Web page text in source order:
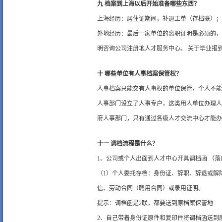
九 档案到上海以后开始准备哪些东西？
上海经历：居住证期间，补退工单（存档联）
外地经历：最后一家单位的离职证明是必须的
明咨询公司注册地人才服务中心。 关于毕业报
十 哪些单位有人事档案保管权？
人事档案只能交有人事权的单位保管，个人不
人事部门设立了人事专户，这类用人单位办理
府人事部门，只有通过各级人才交流中心才能
十一 调档流程是什么？
1、公司或个人出面到人才中心开具调档函 （
（1）个人委托存档：身份证、辞职、辞退或
信、劳动合同（聘用合同）或录用证明。
提示：调档函是2联，都要送到原档案保管地
2、自己带着身份证原件和复印件将调档函送